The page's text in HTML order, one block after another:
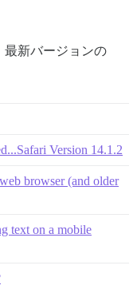
最新バージョンの
Version 14.1.2
browser (and older
text on a mobile